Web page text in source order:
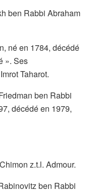
ben Rabbi Abraham
né en 1784, décédé
». Ses
Taharot.
ben Rabbi
décédé en 1979,
z.t.l. Admour.
ben Rabbi